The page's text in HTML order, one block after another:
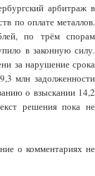
арбитраж в
по оплате металлов.
по трём спорам
в законную силу.
за нарушение срока
млн задолженности
о взыскании 14,2
решения пока не
о комментариях не